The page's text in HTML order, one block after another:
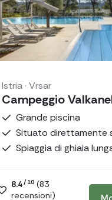
Istria · Vrsar
Campeggio
Grande piscina
Situato direttamente
Spiaggia di ghiaia
8.4 / 10 (83
recensioni)